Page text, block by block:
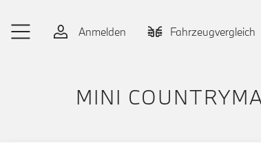
Anmelden
Fahrzeugvergleich
MINI